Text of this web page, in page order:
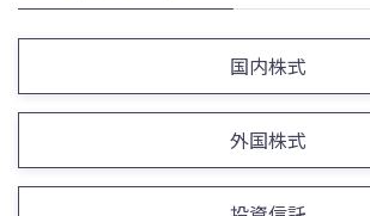
国内株式
外国株式